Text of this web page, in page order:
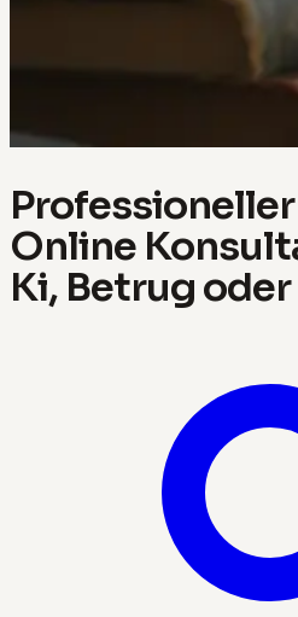
Online
Ki, Betrug